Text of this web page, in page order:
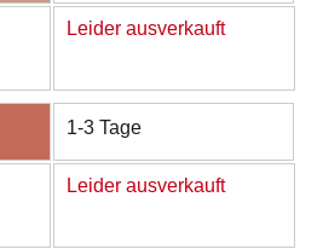
Leider ausverkauft
1-3 Tage
Leider ausverkauft